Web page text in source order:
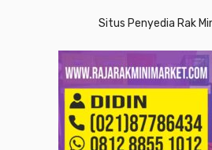
Situs Penyedia Rak